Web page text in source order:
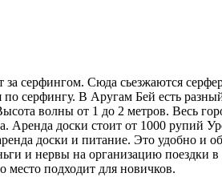
серфингом. Сюда сьезжаются
серфингу. В Аругам Бей есть
волны от 1 до 2 метров. Весь
Аренда доски стоит от 1000 рупий
доски и питание. Это удобно и
и нервы на организацию поездки
место подходит для новичков.